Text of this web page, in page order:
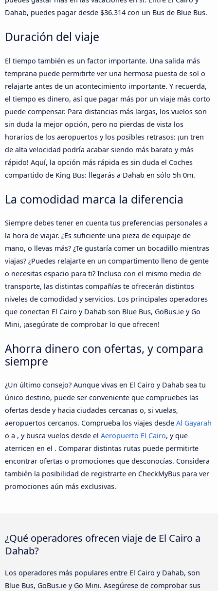
Dahab, puedes pagar desde $36.314 con un Bus de Blue Bus.
Duración del viaje
El tiempo también es un factor importante. Una salida más
temprana puede permitirte ver una hermosa puesta de sol o
relajarte antes de un acontecimiento importante. Y recuerda,
el tiempo es dinero, así que pagar más por un viaje más corto
puede compensar. Para distancias más largas, los vuelos son
sin duda la mejor opción, pero no pierdas de vista los
horarios de los aeropuertos y los posibles retrasos: ¡un tren
de alta velocidad podría acabar siendo más barato y más
rápido! Aquí, la opción más rápida es sin duda el Coches
compartido de King Bus: llegarás a Dahab en sólo 5h 0m.
La comodidad marca la diferencia
Siempre debes tener en cuenta tus preferencias personales a
la hora de viajar. ¿Es suficiente una pieza de equipaje de
mano, o llevas más? ¿Te gustaría comer un bocadillo mientras
viajas? ¿Puedes relajarte en un compartimento lleno de gente
o necesitas espacio para ti? Incluso con el mismo medio de
transporte, las distintas compañías te ofrecerán distintos
niveles de comodidad y servicios. Los principales operadores
que conectan El Cairo y Dahab son Blue Bus, GoBus.ie y Go
Mini, ¡asegúrate de comprobar lo que ofrecen!
Ahorra dinero con ofertas, y compara
siempre
¿Un último consejo? Aunque vivas en El Cairo y Dahab sea tu
único destino, puede ser conveniente que compruebes las
ofertas desde y hacia ciudades cercanas o, si vuelas,
aeropuertos cercanos. Comprueba los viajes desde Al Gayarah
o a , y busca vuelos desde el Aeropuerto El Cairo, y que
aterricen en el . Comparar distintas rutas puede permitirte
encontrar ofertas o promociones que desconocías. Considera
también la posibilidad de registrarte en CheckMyBus para ver
promociones aún más exclusivas.
¿Qué operadores ofrecen viaje de El Cairo a
Dahab?
Los operadores más populares entre El Cairo y Dahab, son
Blue Bus, GoBus.ie y Go Mini. Asegúrese de comprobar sus